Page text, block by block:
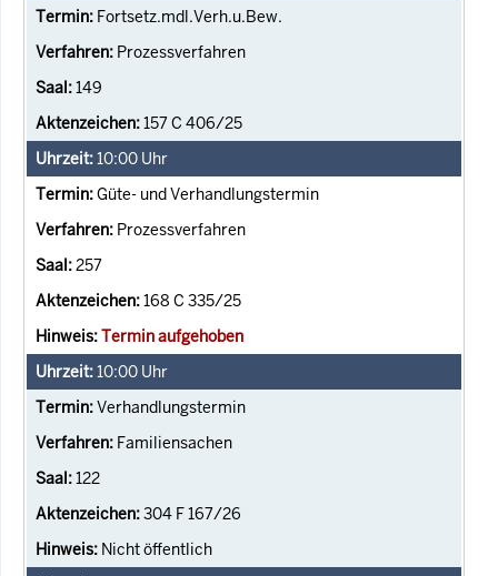
Fortsetz.mdl.Verh.u.Bew.
Prozessverfahren
149
157 C 406/25
10:00 Uhr
Güte- und Verhandlungstermin
Prozessverfahren
257
168 C 335/25
Termin aufgehoben
10:00 Uhr
Verhandlungstermin
Familiensachen
122
304 F 167/26
Nicht öffentlich